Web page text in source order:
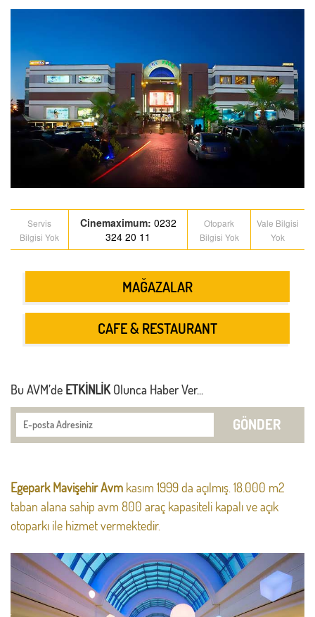
Servis
Bilgisi Yok
Cinemaximum: 0232
324 20 11
Otopark
Bilgisi Yok
Vale Bilgisi
Yok
MAĞAZALAR
CAFE & RESTAURANT
Bu AVM’de ETKİNLİKOlunca Haber Ver...
GÖNDER
Egepark Mavişehir Avm kasım 1999 da açılmış. 18.000 m2
taban alana sahip avm 800 araç kapasiteli kapalı ve açık
otoparkı ile hizmet vermektedir.